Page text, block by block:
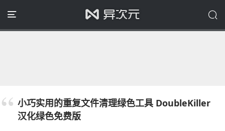
小巧实用的重复文件清理绿色工具 DoubleKiller
汉化绿色免费版